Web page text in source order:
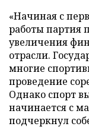
«Начиная с
работы партия
увеличения
отрасли.
многие
проведение
Однако спорт
начинается с
подчеркнул